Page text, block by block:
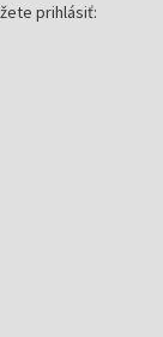
prihlásiť: